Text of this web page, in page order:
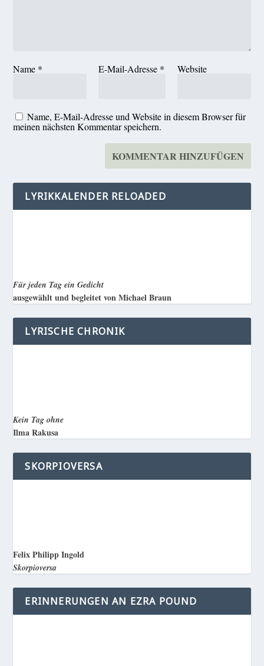
Name * E-Mail-Adresse * Website
Name, E-Mail-Adresse und Website in diesem Browser für
meinen nächsten Kommentar speichern.
LYRIKKALENDER RELOADED
Für jeden Tag ein Gedicht
ausgewählt und begleitet von Michael Braun
LYRISCHE CHRONIK
Kein Tag ohne
Ilma Rakusa
SKORPIOVERSA
Felix Philipp Ingold
Skorpioversa
ERINNERUNGEN AN EZRA POUND